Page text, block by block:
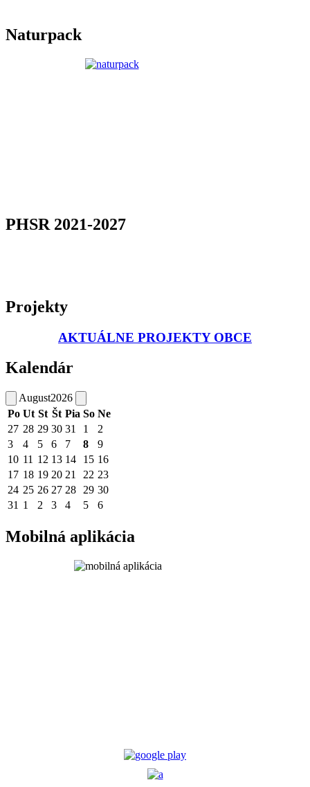
Naturpack
PHSR 2021-2027
Projekty
AKTUÁLNE PROJEKTY OBCE
Kalendár
August2026
Po Ut St Št Pia So Ne
27 28 29 30 31 1
2
3
4 5 6 7 8
9
10 11 12 13 14 15 16
17 18 19 20 21 22 23
24 25 26 27 28 29 30
31 1 2 3 4 5 6
Mobilná aplikácia